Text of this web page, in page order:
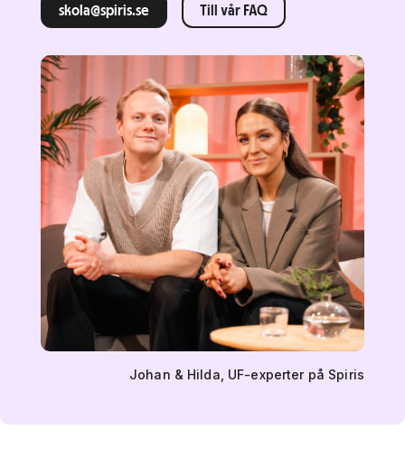
Johan & Hilda, UF-experter på Spiris
skola@spiris.se Till vår FAQ